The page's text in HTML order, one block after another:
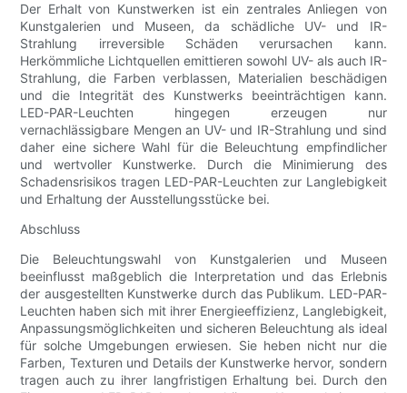
Der Erhalt von Kunstwerken ist ein zentrales Anliegen von
Kunstgalerien und Museen, da schädliche UV- und IR-
Strahlung irreversible Schäden verursachen kann.
Herkömmliche Lichtquellen emittieren sowohl UV- als auch IR-
Strahlung, die Farben verblassen, Materialien beschädigen
und die Integrität des Kunstwerks beeinträchtigen kann.
LED-PAR-Leuchten hingegen erzeugen nur
vernachlässigbare Mengen an UV- und IR-Strahlung und sind
daher eine sichere Wahl für die Beleuchtung empfindlicher
und wertvoller Kunstwerke. Durch die Minimierung des
Schadensrisikos tragen LED-PAR-Leuchten zur Langlebigkeit
und Erhaltung der Ausstellungsstücke bei.
Abschluss
Die Beleuchtungswahl von Kunstgalerien und Museen
beeinflusst maßgeblich die Interpretation und das Erlebnis
der ausgestellten Kunstwerke durch das Publikum. LED-PAR-
Leuchten haben sich mit ihrer Energieeffizienz, Langlebigkeit,
Anpassungsmöglichkeiten und sicheren Beleuchtung als ideal
für solche Umgebungen erwiesen. Sie heben nicht nur die
Farben, Texturen und Details der Kunstwerke hervor, sondern
tragen auch zu ihrer langfristigen Erhaltung bei. Durch den